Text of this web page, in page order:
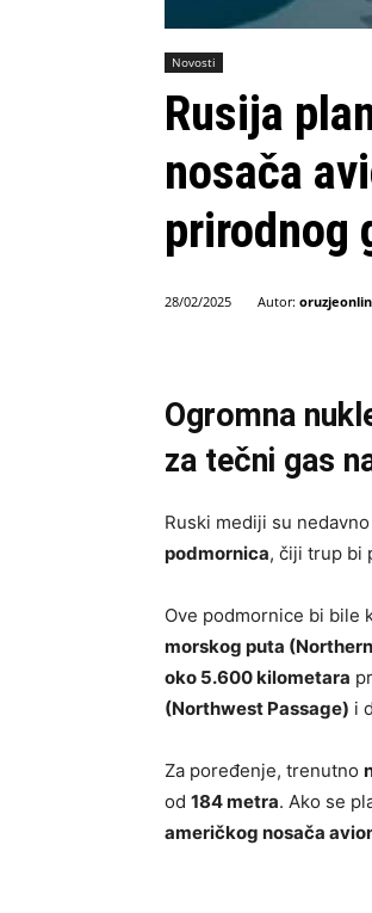
Novosti
Rusija
nosača
prirodnog
28/02/2025 Autor:
Ogromna
za tečni gas
Ruski mediji su
podmornica, čiji trup bi
Ove podmornice bi bile
morskog puta
oko 5.600 kilometara
(Northwest Passage) i
Za poređenje, trenutno
od 184 metra. Ako se
američkog nosača